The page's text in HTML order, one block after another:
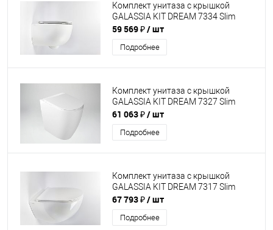
Комплект унитаза с крышкой
GALASSIA KIT DREAM 7334 Slim
59 569 ₽/ шт
Подробнее
Комплект унитаза с крышкой
GALASSIA KIT DREAM 7327 Slim
61 063 ₽/ шт
Подробнее
Комплект унитаза с крышкой
GALASSIA KIT DREAM 7317 Slim
67 793 ₽/ шт
Подробнее